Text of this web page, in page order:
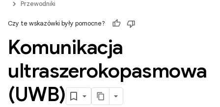
Przewodniki
Czy te wskazówki były pomocne?
Komunikacja
ultraszerokopasmowa
(UWB)